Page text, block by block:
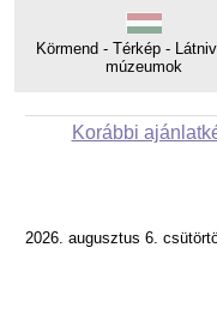
Körmend - Térkép -
múzeumok
Korábbi
2026. augusztus 6.